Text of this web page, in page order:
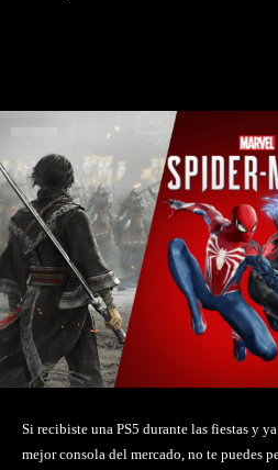
Si recibiste una PS5 durante las fiestas y
mejor consola del mercado, no te puedes